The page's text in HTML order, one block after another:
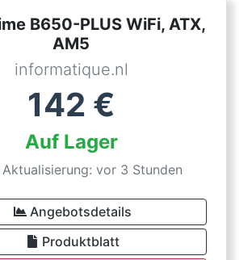
B650-PLUS WiFi, ATX,
AM5
informatique.nl
142 €
Auf Lager
vor 3 Stunden
Angebotsdetails
Produktblatt